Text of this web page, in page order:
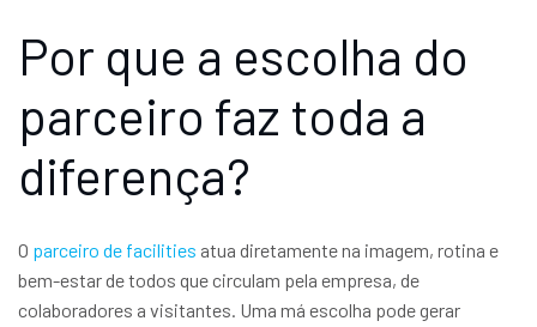
Por que a escolha do
parceiro faz toda a
diferença?
O parceiro de facilities atua diretamente na imagem, rotina e
bem-estar de todos que circulam pela empresa, de
colaboradores a visitantes. Uma má escolha pode gerar